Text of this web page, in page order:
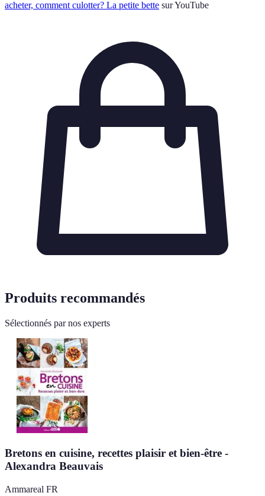
acheter, comment culotter? La petite bette sur YouTube
Produits recommandés
Sélectionnés par nos experts
Bretons en cuisine, recettes plaisir et bien-être -
Alexandra Beauvais
Ammareal FR